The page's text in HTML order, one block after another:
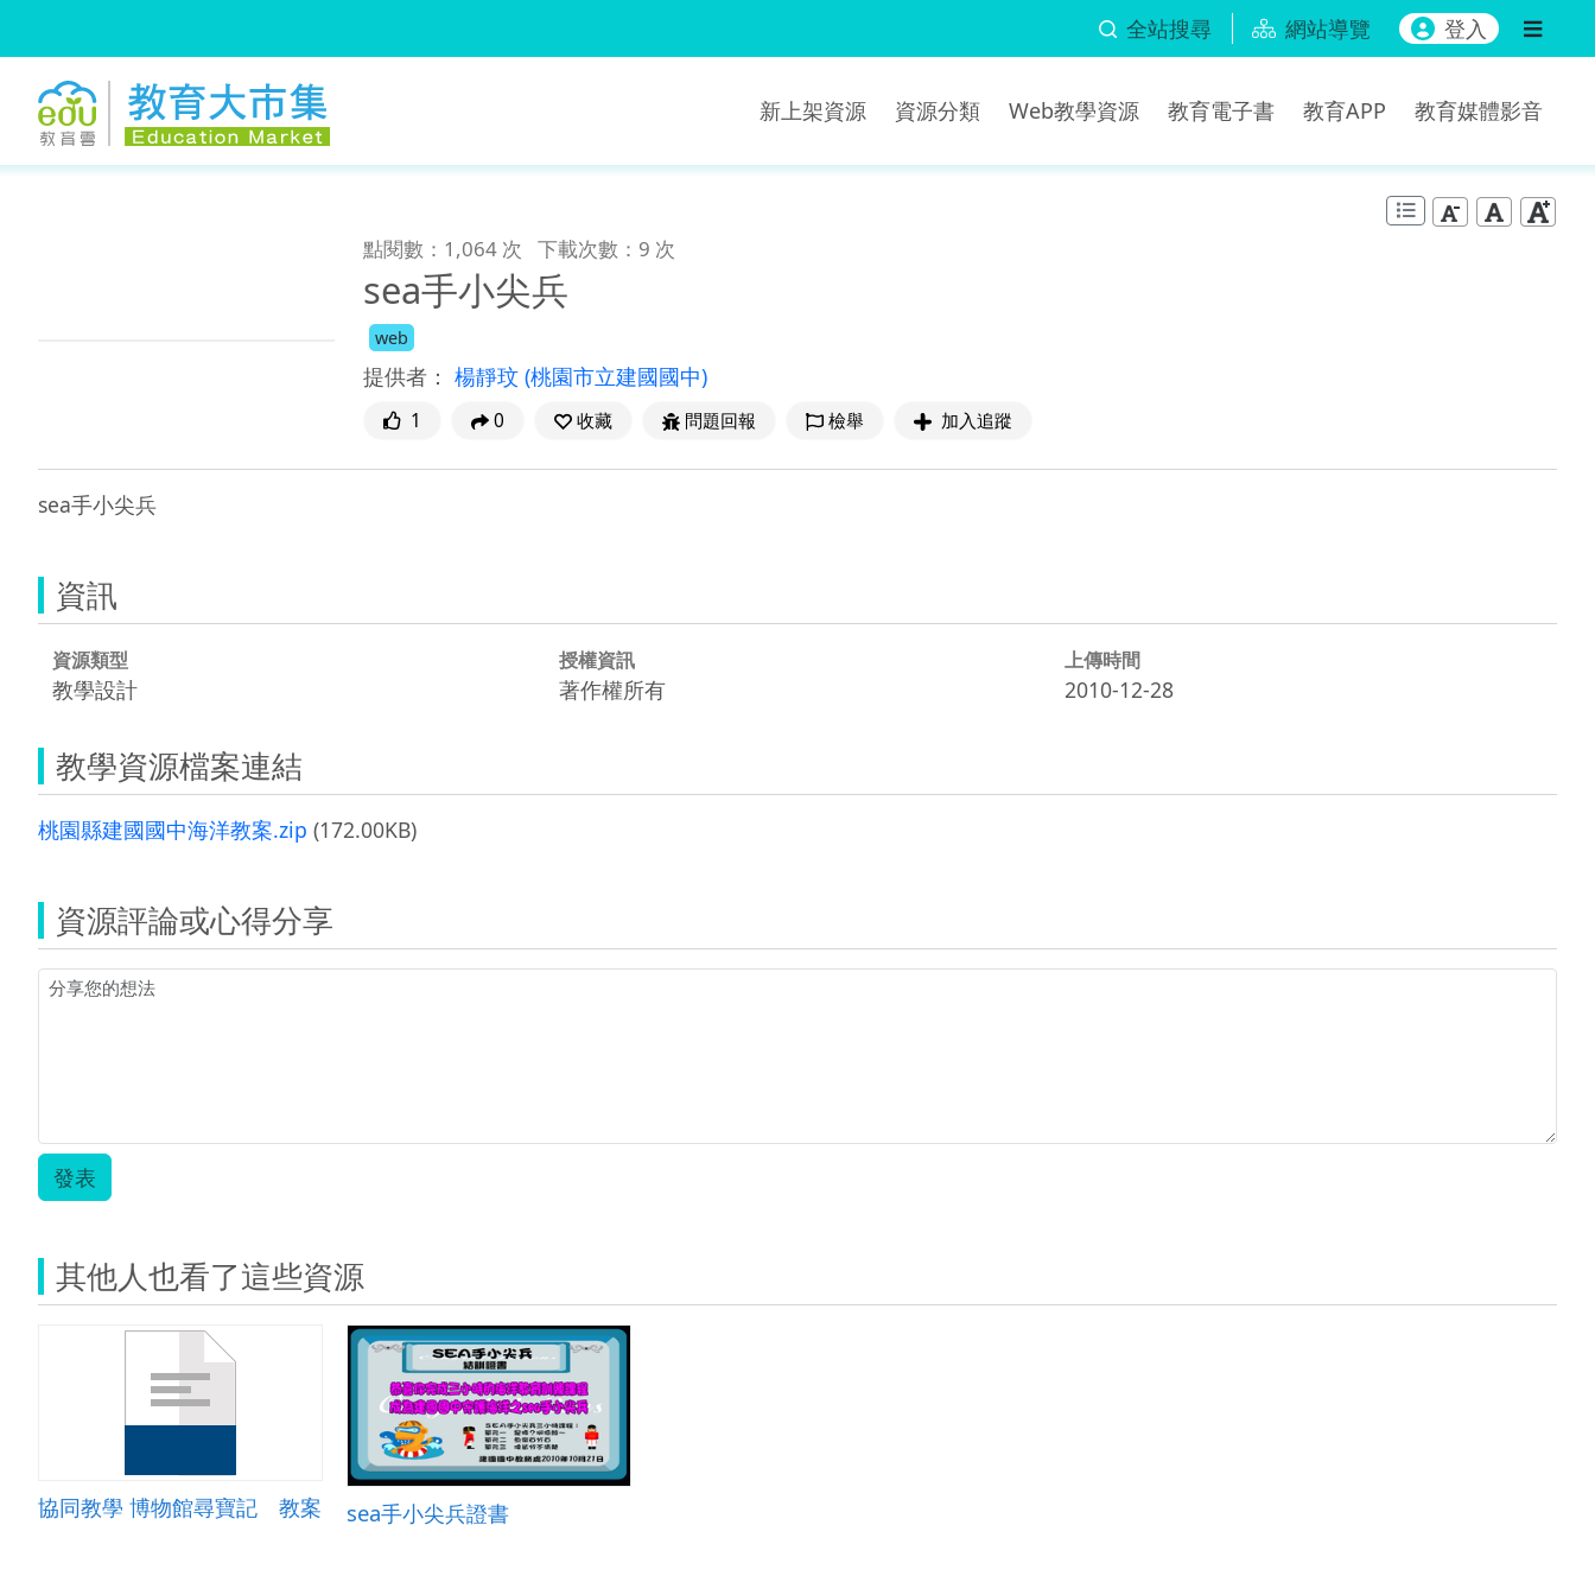
全站搜尋 網站導覽 登入
新上架資源 資源分類 Web教學資源 教育電子書 教育APP 教育媒體影音
點閱數：1,064 次 下載次數：9 次
sea手小尖兵
web
提供者： 楊靜玟 (桃園市立建國國中)
1 0 收藏 問題回報 檢舉 加入追蹤
sea手小尖兵
資訊
資源類型
教學設計
授權資訊
著作權所有
上傳時間
2010-12-28
教學資源檔案連結
桃園縣建國國中海洋教案.zip (172.00KB)
資源評論或心得分享
發表
其他人也看了這些資源
協同教學 博物館尋寶記 教案 sea手小尖兵證書